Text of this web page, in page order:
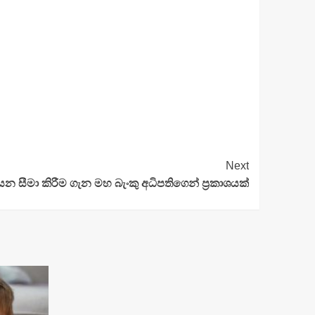
Next
සීමා කිරීම ගැන මහ බැංකු අධිපතිගෙන් ප්‍රකාශයක්